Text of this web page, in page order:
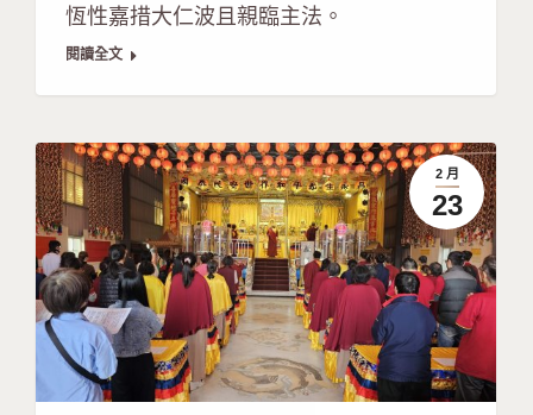
恆性嘉措大仁波且親臨主法。
閱讀全文
2 月
23